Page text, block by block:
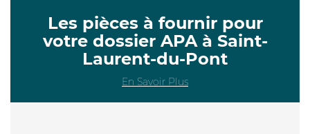
Les pièces à fournir pour
votre dossier APA à Saint-
Laurent-du-Pont
En Savoir Plus